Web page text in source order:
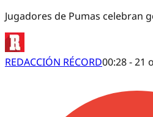
Jugadores de Pumas celebran
REDACCIÓN RÉCORD00:28 - 21